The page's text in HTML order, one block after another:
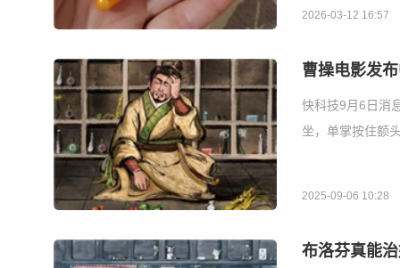
2026-03-12 16:57
曹操电影发
快科技9月6日消
坐，单掌按住额
2025-09-06 10:28
布洛芬真能